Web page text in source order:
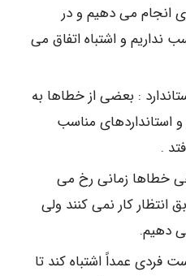
انجام می دهیم و در
نداریم و اشتباه اتفاق می
: بعضی از خطاها به
استانداردهای مناسب
.
خطاها زمانی رخ می
انتظار کار نمی کنند ولی
دهیم.
عمداً اشتباه کند تا